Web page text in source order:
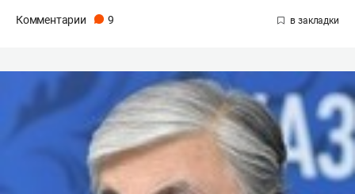
Комментарии 9